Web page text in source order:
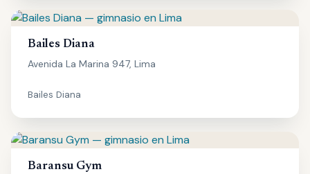
Bailes Diana
Avenida La Marina 947, Lima
Bailes Diana
Baransu Gym